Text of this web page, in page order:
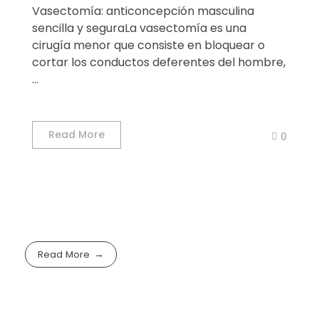
Vasectomía: anticoncepción masculina
sencilla y seguraLa vasectomía es una
cirugía menor que consiste en bloquear o
cortar los conductos deferentes del hombre,
...
Read More 0
Read More